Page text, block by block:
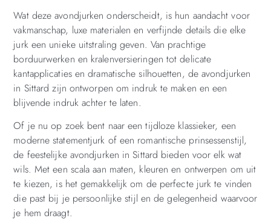
Wat deze avondjurken onderscheidt, is hun aandacht voor
vakmanschap, luxe materialen en verfijnde details die elke
jurk een unieke uitstraling geven. Van prachtige
borduurwerken en kralenversieringen tot delicate
kantapplicaties en dramatische silhouetten, de avondjurken
in Sittard zijn ontworpen om indruk te maken en een
blijvende indruk achter te laten.
Of je nu op zoek bent naar een tijdloze klassieker, een
moderne statementjurk of een romantische prinsessenstijl,
de feestelijke avondjurken in Sittard bieden voor elk wat
wils. Met een scala aan maten, kleuren en ontwerpen om uit
te kiezen, is het gemakkelijk om de perfecte jurk te vinden
die past bij je persoonlijke stijl en de gelegenheid waarvoor
je hem draagt.